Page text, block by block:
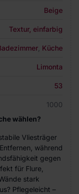
Beige
Textur, einfarbig
Küche
Limonta
53
1000
wählen?
Vliesträger
während
gegen
für Flure,
stark
Pflegeleicht –